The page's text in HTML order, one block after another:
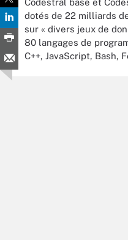
dotés de 22 milliards
sur « divers jeux de
80 langages de
C++, JavaScript, Bash,